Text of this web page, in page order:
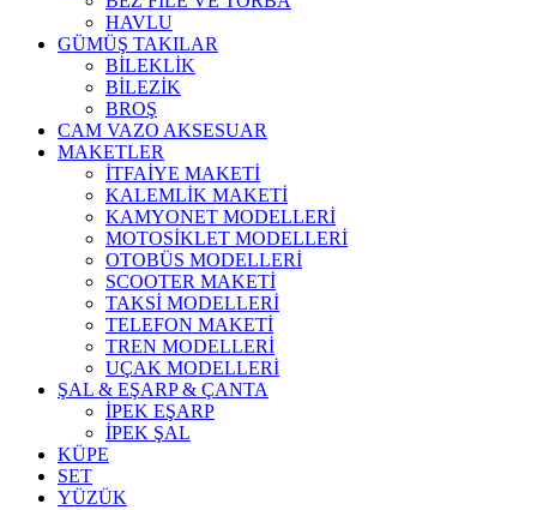
HAVLU
GÜMÜŞ TAKILAR
BİLEKLİK
BİLEZİK
BROŞ
CAM VAZO AKSESUAR
MAKETLER
İTFAİYE MAKETİ
KALEMLİK MAKETİ
KAMYONET MODELLERİ
MOTOSİKLET MODELLERİ
OTOBÜS MODELLERİ
SCOOTER MAKETİ
TAKSİ MODELLERİ
TELEFON MAKETİ
TREN MODELLERİ
UÇAK MODELLERİ
ŞAL & EŞARP & ÇANTA
İPEK EŞARP
İPEK ŞAL
KÜPE
SET
YÜZÜK